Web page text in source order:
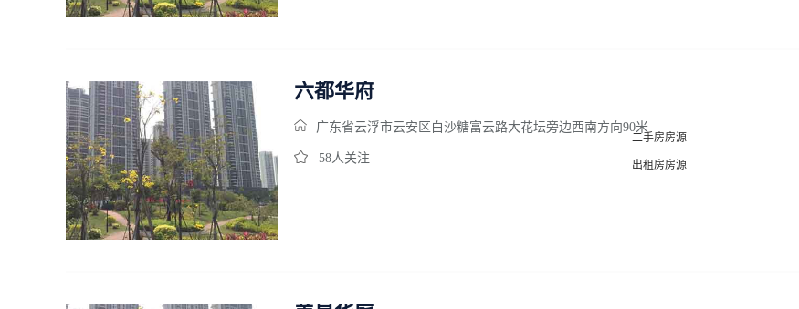
六都华府
广东省云浮市云安区白沙糖富云路大花坛旁边西南方向90米
58人关注
二手房房源
出租房房源